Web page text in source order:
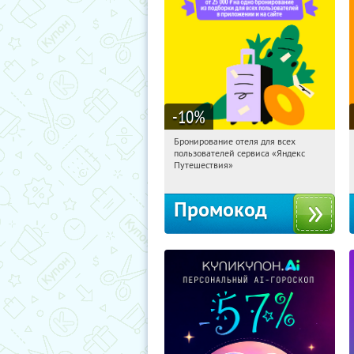
-10%
15:27:40
Получи первым!
Россия
Бронирование отеля для всех
пользователей сервиса «Яндекс
Путешествия»
Промокод